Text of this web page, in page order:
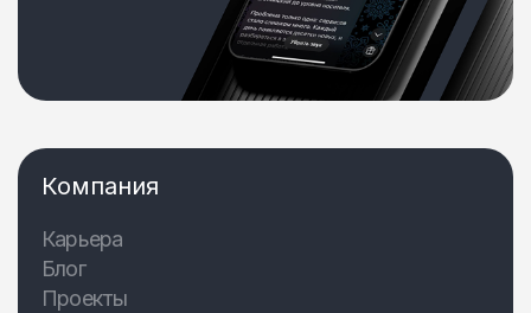
Компания
Карьера
Блог
Проекты